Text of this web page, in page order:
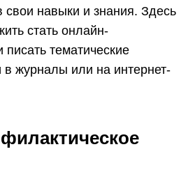
свои навыки и знания. Здесь
стать онлайн-
писать тематические
в журналы или на интернет-